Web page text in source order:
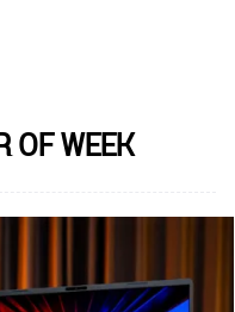
OF WEEK